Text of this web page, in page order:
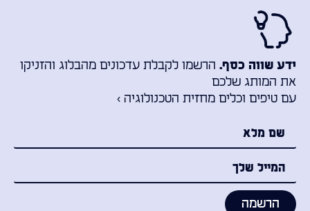
ידע שווה כסף. הרשמו לקבלת עדכונים מהבלוג והזניקו
את המותג שלכם
עם טיפים וכלים מחזית הטכנולוגיה ›
הרשמה